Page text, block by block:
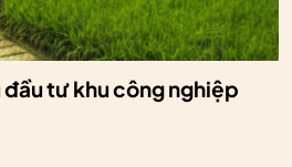
đầu tư khu công nghiệp